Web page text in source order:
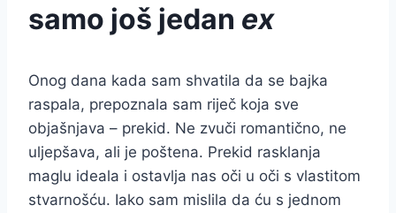
samo još jedan ex
Onog dana kada sam shvatila da se bajka
raspala, prepoznala sam riječ koja sve
objašnjava – prekid. Ne zvuči romantično, ne
uljepšava, ali je poštena. Prekid rasklanja
maglu ideala i ostavlja nas oči u oči s vlastitom
stvarnošću. Iako sam mislila da ću s jednom